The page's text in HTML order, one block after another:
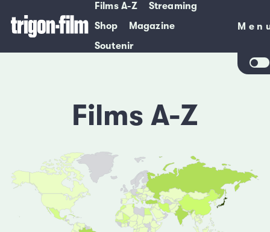
Films A-Z
Streaming
Shop
Magazine
Soutenir
Films A-Z